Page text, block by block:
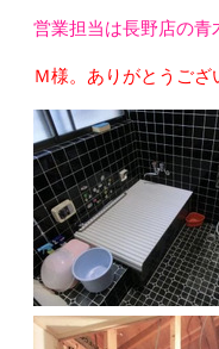
営業担当は長野店の青
Ｍ様。ありがとうござ